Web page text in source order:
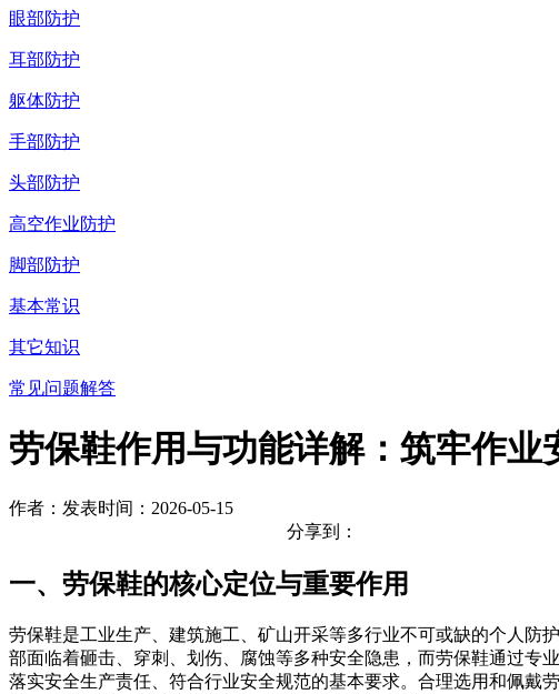
眼部防护
耳部防护
躯体防护
手部防护
头部防护
高空作业防护
脚部防护
基本常识
其它知识
常见问题解答
劳保鞋作用与功能详解：筑牢作
作者： 发表时间：2026-05-15
分享到：
一、劳保鞋的核心定位与重要作用
劳保鞋是工业生产、建筑施工、矿山开采等多行业不可或缺的个人防
部面临着砸击、穿刺、划伤、腐蚀等多种安全隐患，而劳保鞋通过专
落实安全生产责任、符合行业安全规范的基本要求。合理选用和佩戴